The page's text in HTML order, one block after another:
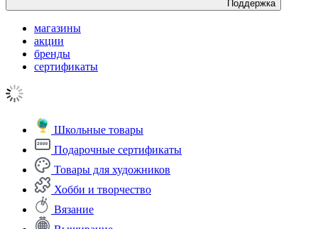
Поддержка
магазины
акции
бренды
сертификаты
Школьные товары
Подарочные сертификаты
Товары для художников
Хобби и творчество
Вязание